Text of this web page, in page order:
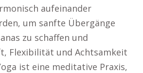
aufeinander
um sanfte Übergänge
zu schaffen und
Flexibilität und Achtsamkeit
ist eine meditative Praxis,